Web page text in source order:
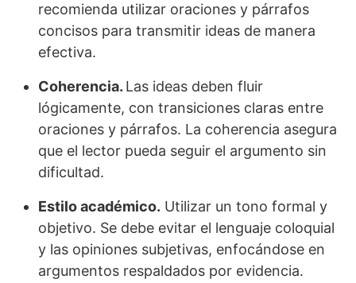
recomienda utilizar oraciones y párrafos
concisos para transmitir ideas de manera
efectiva.
Coherencia. Las ideas deben fluir
lógicamente, con transiciones claras entre
oraciones y párrafos. La coherencia asegura
que el lector pueda seguir el argumento sin
dificultad.
Estilo académico. Utilizar un tono formal y
objetivo. Se debe evitar el lenguaje coloquial
y las opiniones subjetivas, enfocándose en
argumentos respaldados por evidencia.